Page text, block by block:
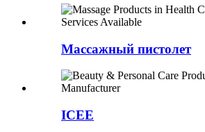
Массажный пистолет
ICEE